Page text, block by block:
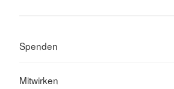
Spenden
Mitwirken